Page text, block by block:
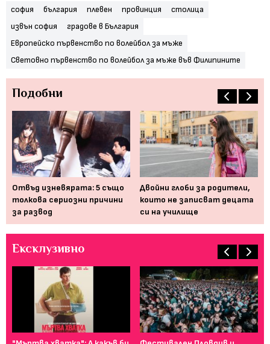
софия българия плевен провинция
столица
извън софия
градове в България
Европейско първенство по волейбол за мъже
Световно първенство по волейбол за мъже във Филипините
Подобни
Отвъд изневярата: 5 също
толкова сериозни причини
за развод
Двойни глоби за родители,
които не записват децата
си на училище
Ексклузивно